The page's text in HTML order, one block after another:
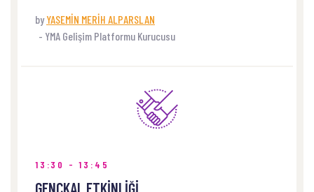
byYASEMİN MERİH ALPARSLAN
- YMA Gelişim Platformu Kurucusu
Hall 22, Building 2, New York, United States of
13:30 - 13:45
GENÇKAL ETKİNLİĞİ